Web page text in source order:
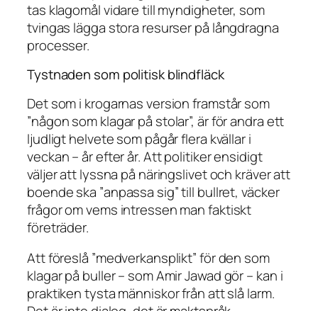
tas klagomål vidare till myndigheter, som
tvingas lägga stora resurser på långdragna
processer.
Tystnaden som politisk blindfläck
Det som i krogarnas version framstår som
”någon som klagar på stolar”, är för andra ett
ljudligt helvete som pågår flera kvällar i
veckan – år efter år. Att politiker ensidigt
väljer att lyssna på näringslivet och kräver att
boende ska ”anpassa sig” till bullret, väcker
frågor om vems intressen man faktiskt
företräder.
Att föreslå ”medverkansplikt” för den som
klagar på buller – som Amir Jawad gör – kan i
praktiken tysta människor från att slå larm.